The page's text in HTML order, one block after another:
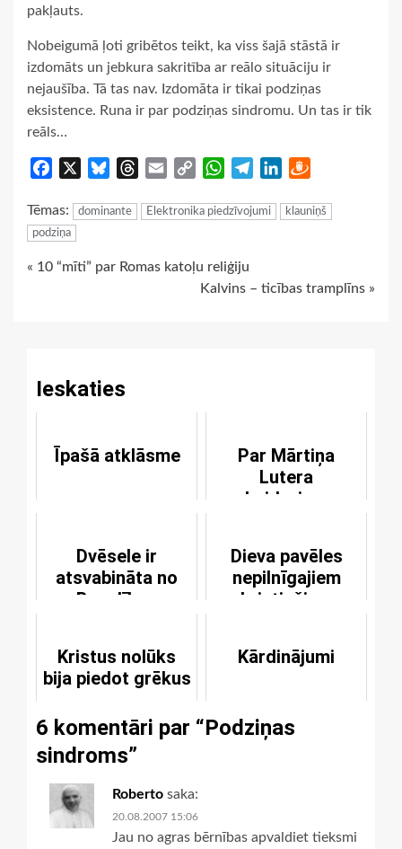
pakļauts.
Nobeigumā ļoti gribētos teikt, ka viss šajā stāstā ir
izdomāts un jebkura sakritība ar reālo situāciju ir
nejaušība. Tā tas nav. Izdomāta ir tikai podziņas
eksistence. Runa ir par podziņas sindromu. Un tas ir tik
reāls…
Facebook BlueskyThreads
Email
Copy
WhatsApp
TelegramLinkedIn
Tēmas: dominante Elektronika piedzīvojumi
klauniņš
podziņa
Continue
« 10 “mīti” par Romas katoļu reliģiju
Kalvins – ticības tramplīns »
Ieskaties
Īpašā atklāsme
Par Mārtiņa
Lutera
skaidrojumu
Dvēsele ir
atsvabināta no
Bauslības
Dieva pavēles
nepilnīgajiem
kristiešiem
Kristus nolūks
bija piedot grēkus
Kārdinājumi
6 komentāri par “Podziņas
sindroms”
Roberto saka:
20.08.2007 15:06
Jau no agras bērnības apvaldiet tieksmi